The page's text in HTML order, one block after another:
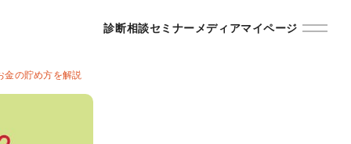
診断相談セミナーメディアマイページ
金の貯め方を解説